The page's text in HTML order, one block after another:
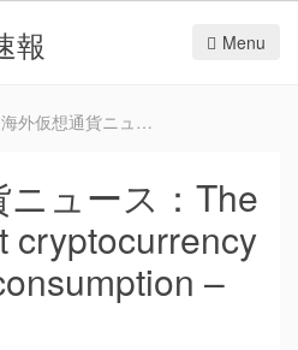
報 Menu
海外仮想通貨ニュース：The debate about cryptocurrency and energy consumption – TechCrunch
ュース：The
cryptocurrency
–